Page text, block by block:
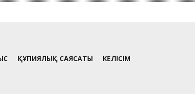
ҚҰПИЯЛЫҚ САЯСАТЫ КЕЛІСІМ